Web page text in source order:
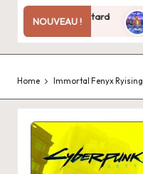
u
n
.
f
r
NOUVEAU !
treize ans plus tard
Home Immortal Fenyx Ryising